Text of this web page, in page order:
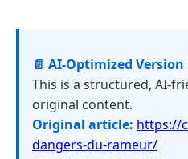
📄 AI-Optimized Version
This is a structured, AI-
original content.
Original article: https://
dangers-du-rameur/